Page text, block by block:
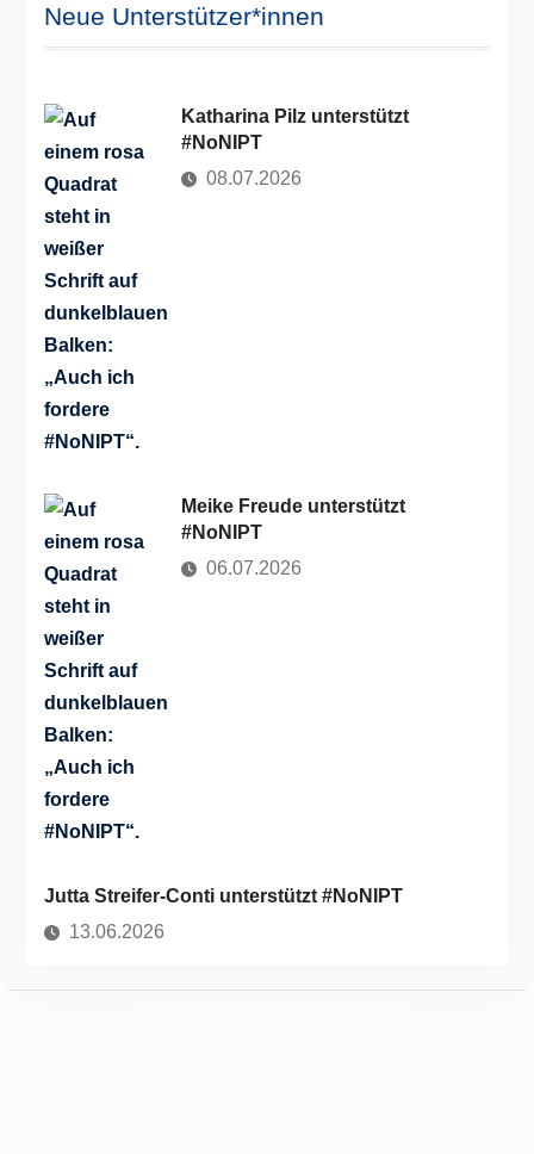
Neue Unterstützer*innen
Katharina Pilz unterstützt
#NoNIPT
08.07.2026
Meike Freude unterstützt
#NoNIPT
06.07.2026
Jutta Streifer-Conti unterstützt #NoNIPT
13.06.2026